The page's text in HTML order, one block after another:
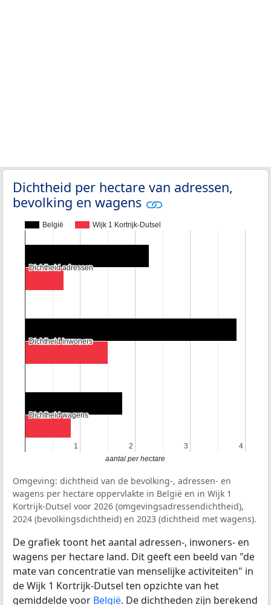
Dichtheid per hectare van adressen,
bevolking en wagens
België Wijk 1 Kortrijk-Dutsel
1
1 2
2 3
3 4
4
Dichtheid adressen
Dichtheid adressen
Dichtheid inwoners
Dichtheid inwoners
Dichtheid wagens
Dichtheid wagens
aantal per hectare
Omgeving: dichtheid van de bevolking-, adressen- en
wagens per hectare oppervlakte in België en in Wijk 1
Kortrijk-Dutsel voor 2026 (omgevingsadressendichtheid),
2024 (bevolkingsdichtheid) en 2023 (dichtheid met wagens).
De grafiek toont het aantal adressen-, inwoners- en
wagens per hectare land. Dit geeft een beeld van "de
mate van concentratie van menselijke activiteiten" in
de Wijk 1 Kortrijk-Dutsel ten opzichte van het
gemiddelde voor België. De dichtheden zijn berekend